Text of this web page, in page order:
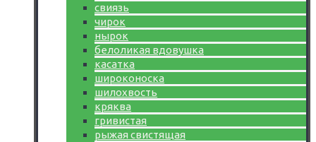
свиязь
чирок
нырок
белоликая вдовушка
касатка
широконоска
шилохвость
кряква
гривистая
рыжая свистящая